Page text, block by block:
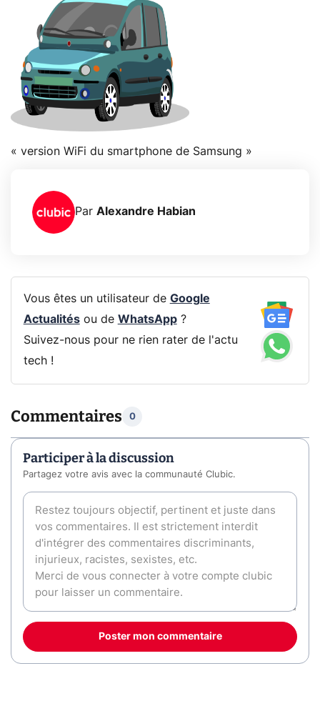
« version WiFi du smartphone de Samsung »
Par Alexandre Habian
Vous êtes un utilisateur de Google
Actualitésou de WhatsApp?
Suivez-nous pour ne rien rater de l'actu
tech !
Commentaires 0
Participer à la discussion
Partagez votre avis avec la communauté Clubic.
Poster mon commentaire